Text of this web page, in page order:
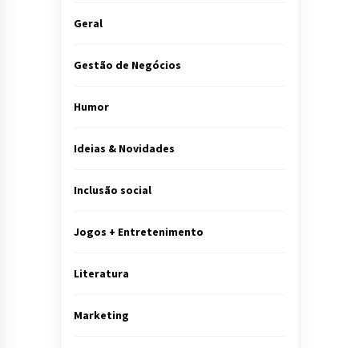
Geral
Gestão de Negócios
Humor
Ideias & Novidades
Inclusão social
Jogos + Entretenimento
Literatura
Marketing